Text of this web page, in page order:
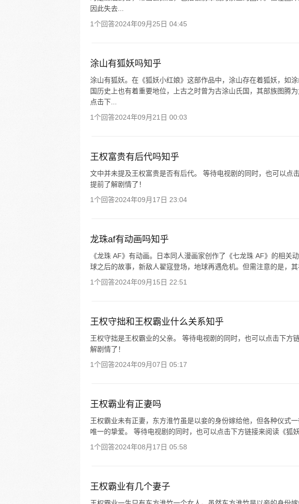
因此失去...
1个回答2024年09月25日 04:45
涂山有狐妖吗知乎
涂山有狐妖。在《狐妖小红娘》这部作品中，涂山存在着狐妖，如
国历史上也有着重要地位，上古之时曾为古涂山氏国，其部族图腾
点击下...
1个回答2024年09月21日 00:03
王权富贵有后代吗知乎
文中并未提及王权富贵是否有后代。 等待电视剧的同时，也可以点
提前了解剧情了！
1个回答2024年09月17日 23:04
龙珠af有动画吗知乎
《龙珠 AF》有动画。日本同人漫画家创作了《七龙珠 AF》的相关
球之后的故事，新敌人翟寇登场，地球再遇危机。但需注意的是，其
1个回答2024年09月15日 22:51
王权守拙和王权霸业什么关系知乎
王权守拙是王权霸业的父亲。 等待电视剧的同时，也可以点击下方
解剧情了！
1个回答2024年09月07日 05:17
王权霸业有正妻吗
王权霸业未有正妻，东方淮竹虽是以妾的身份嫁给他，但各种仪式
唯一的挚爱。 等待电视剧的同时，也可以点击下方链接来阅读《狐
1个回答2024年08月17日 05:58
王权霸业有几个妻子